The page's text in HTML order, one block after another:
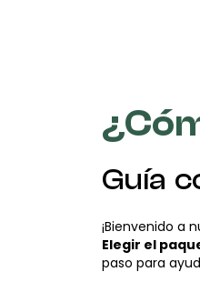
Guía
¡Bienvenido a
Elegir el
paso para